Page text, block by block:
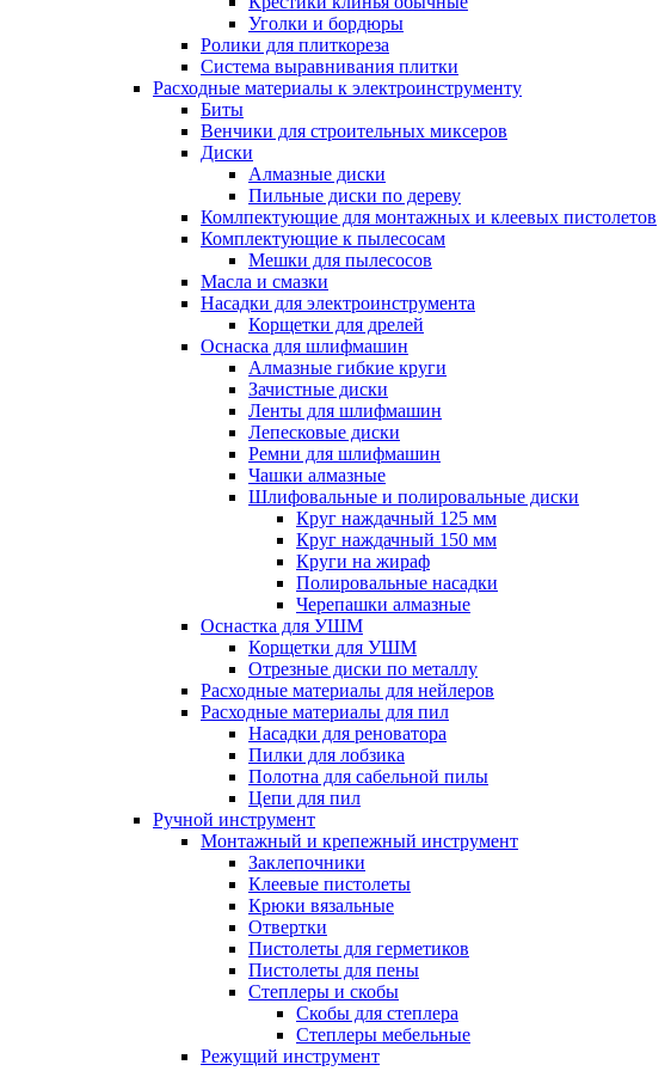
Уголки и бордюры
Ролики для плиткореза
Система выравнивания плитки
Расходные материалы к электроинструменту
Биты
Венчики для строительных миксеров
Диски
Алмазные диски
Пильные диски по дереву
Комлпектующие для монтажных и клеевых пистолетов
Комплектующие к пылесосам
Мешки для пылесосов
Масла и смазки
Насадки для электроинструмента
Корщетки для дрелей
Оснаска для шлифмашин
Алмазные гибкие круги
Зачистные диски
Ленты для шлифмашин
Лепесковые диски
Ремни для шлифмашин
Чашки алмазные
Шлифовальные и полировальные диски
Круг наждачный 125 мм
Круг наждачный 150 мм
Круги на жираф
Полировальные насадки
Черепашки алмазные
Оснастка для УШМ
Корщетки для УШМ
Отрезные диски по металлу
Расходные материалы для нейлеров
Расходные материалы для пил
Насадки для реноватора
Пилки для лобзика
Полотна для сабельной пилы
Цепи для пил
Ручной инструмент
Монтажный и крепежный инструмент
Заклепочники
Клеевые пистолеты
Крюки вязальные
Отвертки
Пистолеты для герметиков
Пистолеты для пены
Степлеры и скобы
Скобы для степлера
Степлеры мебельные
Режущий инструмент